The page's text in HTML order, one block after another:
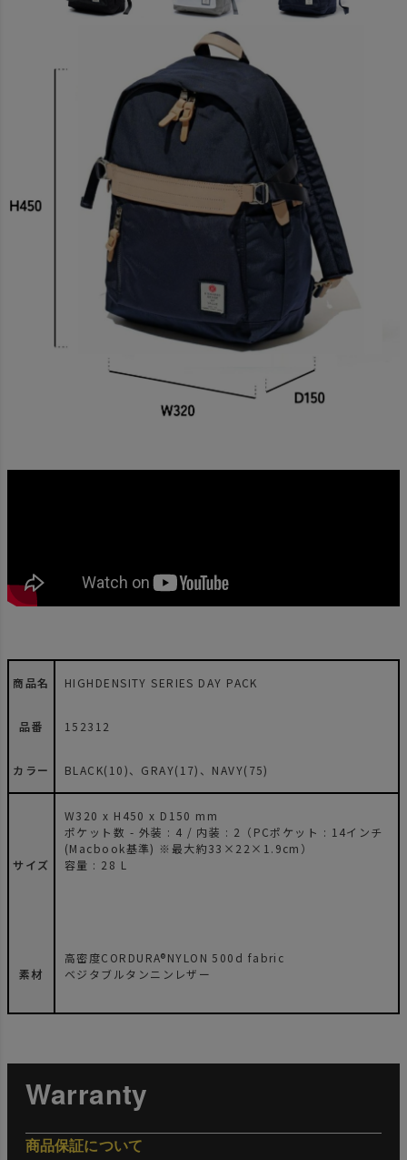
商品名 HIGHDENSITY SERIES DAY PACK
品番 152312
カラー BLACK(10)、GRAY(17)、NAVY(75)
サイズ
W320 x H450 x D150 mm
ポケット数 - 外装 : 4 / 内装 : 2（PCポケット : 14インチ
(Macbook基準) ※最大約33×22×1.9cm）
容量 : 28 L
素材
高密度CORDURA®NYLON 500d fabric
ベジタブルタンニンレザー
Warranty
商品保証について